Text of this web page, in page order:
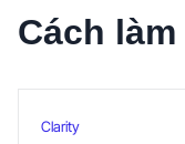
Cách
Clarity